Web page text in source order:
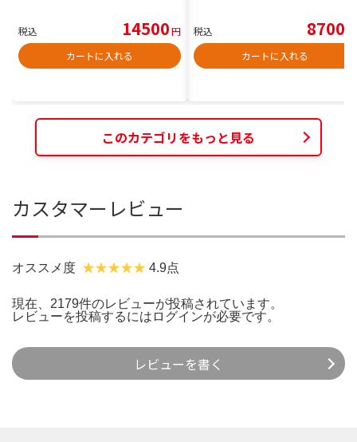
税込 14500円
カートに入れる
税込 8700
カートに入れる
このカテゴリをもっと見る
カスタマーレビュー
オススメ度 4.9点
現在、2179件のレビューが投稿されています。
レビューを投稿するには ログインが必要です。
レビューを書く